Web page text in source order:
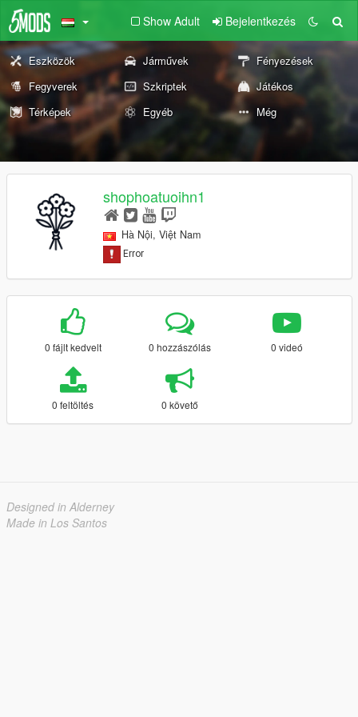
Show Adult Bejelentkezés
Eszközök Járművek
Fényezések
Fegyverek
Szkriptek
Játékos
Térképek
Egyéb Még
shophoatuoihn1
Hà Nội, Việt Nam
0 fájlt kedvelt 0 hozzászólás 0 videó
0 feltöltés 0 követő
Designed in Alderney
Made in Los Santos